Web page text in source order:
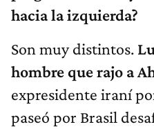
hacia la izquierda?
Son muy distintos.
hombre que rajo a
expresidente iraní
paseó por Brasil